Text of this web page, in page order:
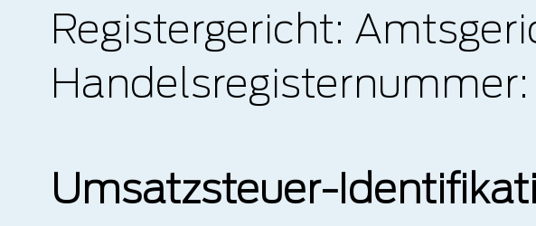
Registergericht:
Umsatzsteuer-